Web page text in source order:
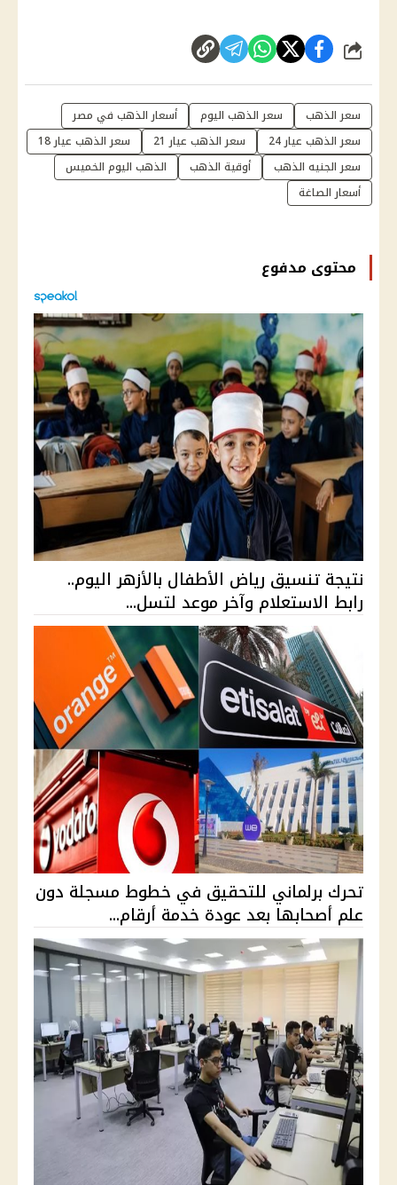
شارك
سعر الذهب سعر الذهب اليوم
أسعار الذهب في مصر
سعر الذهب عيار 24
سعر الذهب عيار 21
سعر الذهب عيار 18
سعر الجنيه الذهب
أوقية الذهب
الذهب اليوم الخميس
أسعار الصاغة
محتوى مدفوع
نتيجة تنسيق رياض الأطفال بالأزهر اليوم..
رابط الاستعلام وآخر موعد لتسل...
تحرك برلماني للتحقيق في خطوط مسجلة دون
علم أصحابها بعد عودة خدمة أرقام...